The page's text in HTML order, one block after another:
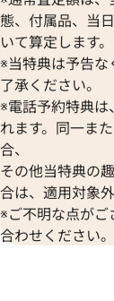
態、付属品、当
いて算定します。
※当特典は予告
了承ください。
※電話予約特典
れます。同一ま
合、
その他当特典の
合は、適用対象
※ご不明な点が
合わせください。